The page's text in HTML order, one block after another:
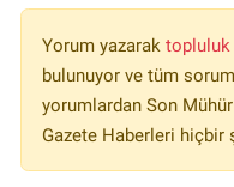
Yorum yazarak topluluk
bulunuyor ve tüm
yorumlardan Son
Gazete Haberleri